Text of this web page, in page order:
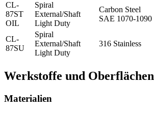
CL-
87ST
OIL
Spiral
External/Shaft
Light Duty
Carbon Steel
SAE 1070-1090
CL-
87SU
Spiral
External/Shaft
Light Duty
316 Stainless
Werkstoffe und Oberflächen
Materialien